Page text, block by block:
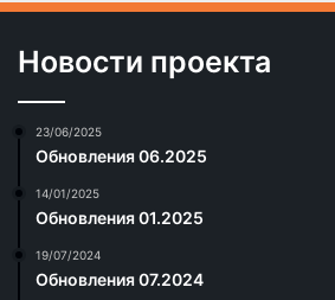
Новости проекта
23/06/2025
Обновления 06.2025
14/01/2025
Обновления 01.2025
19/07/2024
Обновления 07.2024